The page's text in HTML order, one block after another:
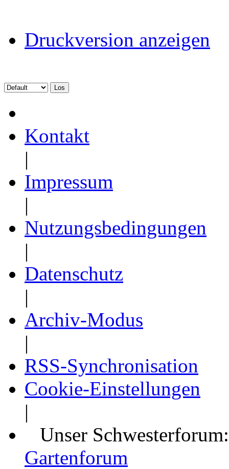
Druckversion anzeigen
Kontakt
|
Impressum
|
Nutzungsbedingungen
|
Datenschutz
|
Archiv-Modus
|
RSS-Synchronisation
Cookie-Einstellungen
|
Unser
Gartenforum